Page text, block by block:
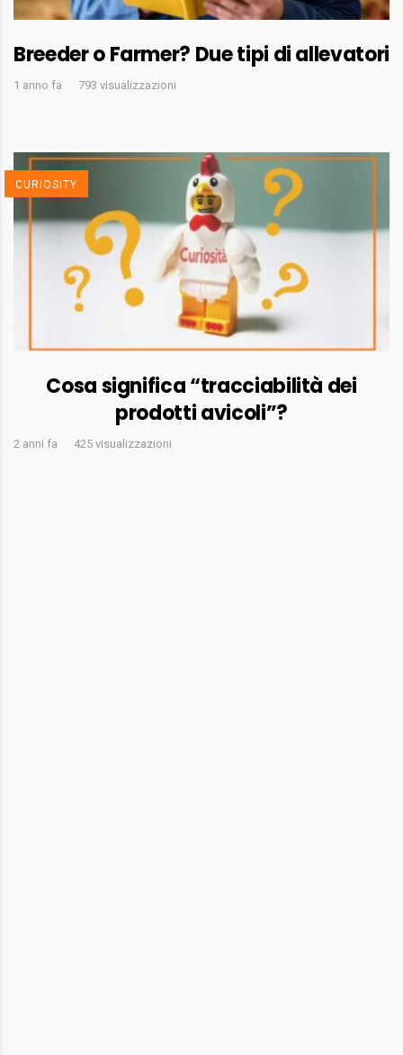
Breeder o Farmer? Due tipi di allevatori
1 anno fa 793 visualizzazioni
CURIOSITY
Cosa significa “tracciabilità dei
prodotti avicoli”?
2 anni fa 425 visualizzazioni